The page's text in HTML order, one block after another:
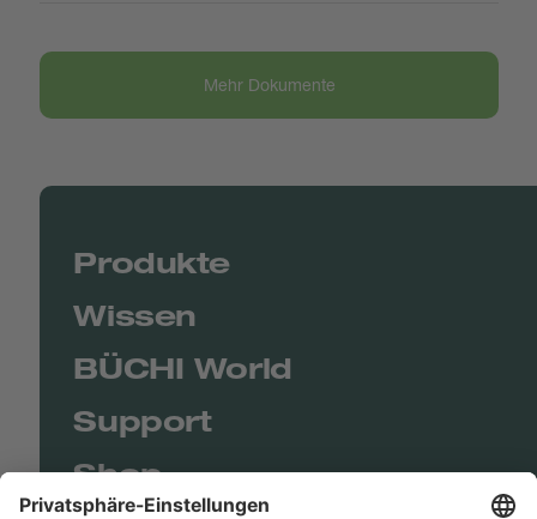
Mehr Dokumente
Produkte
Wissen
BÜCHI World
Support
Shop